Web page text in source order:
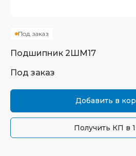
Под заказ
Подшипник 2ШМ17
Под заказ
Добавить в
Получить КП в